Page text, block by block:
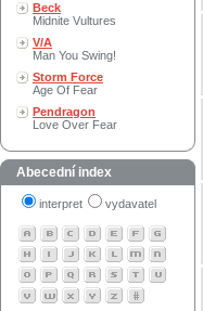
Beck
Midnite Vultures
V/A
Man You Swing!
Storm Force
Age Of Fear
Pendragon
Love Over Fear
Abecední index
interpret vydavatel